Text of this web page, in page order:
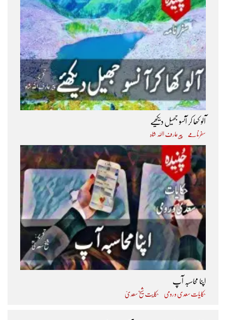
آلو کھا کر آنسو جھیل دیکھیے
سفرنامے پیر عارف اﷲ شاہ
اپنا محاسبہ آپ
حکایات سعدی و رومی حکایت شیخ سعدیؒ